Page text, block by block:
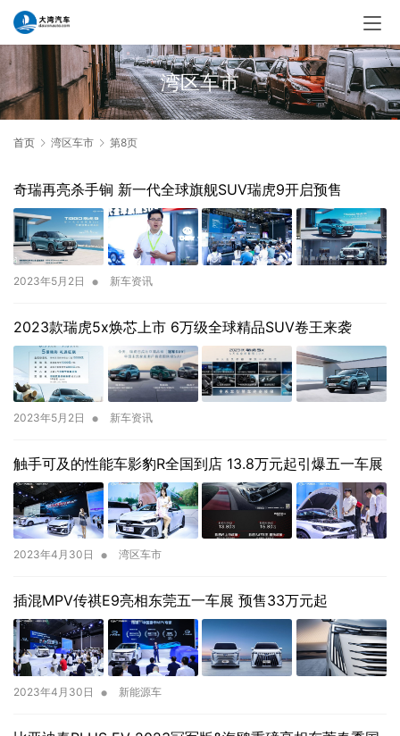
湾区车市
首页 湾区车市 第8页
奇瑞再亮杀手锏 新一代全球旗舰SUV瑞虎9开启预售
2023年5月2日 • 新车资讯
2023款瑞虎5x焕芯上市 6万级全球精品SUV卷王来袭
2023年5月2日 • 新车资讯
触手可及的性能车影豹R全国到店 13.8万元起引爆五一车展
2023年4月30日 • 湾区车市
插混MPV传祺E9亮相东莞五一车展 预售33万元起
2023年4月30日 • 新能源车